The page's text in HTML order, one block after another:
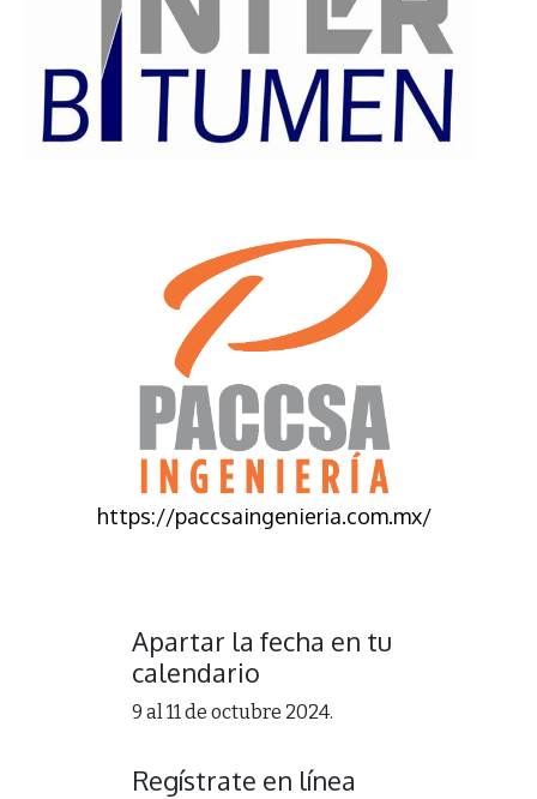
www.interbitumen.com
https://paccsaingenieria.com.mx/
Apartar la fecha en tu
calendario
9 al 11 de octubre 2024.
Regístrate en línea